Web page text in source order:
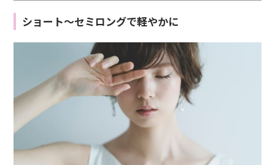
ショート～セミロングで軽やかに